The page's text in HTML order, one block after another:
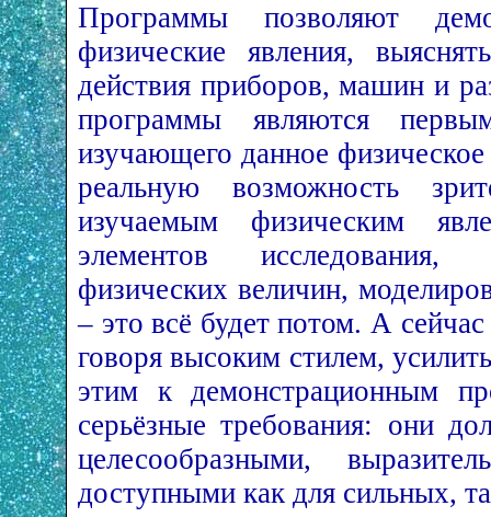
Программы позволяют
физические явления,
действия приборов, машин и
программы являются
изучающего данное
реальную возможность
изучаемым физическим
элементов исследования,
физических величин,
– это всё будет потом. А
говоря высоким стилем,
этим к демонстрационным
серьёзные требования: они
целесообразными,
доступными как для сильных,